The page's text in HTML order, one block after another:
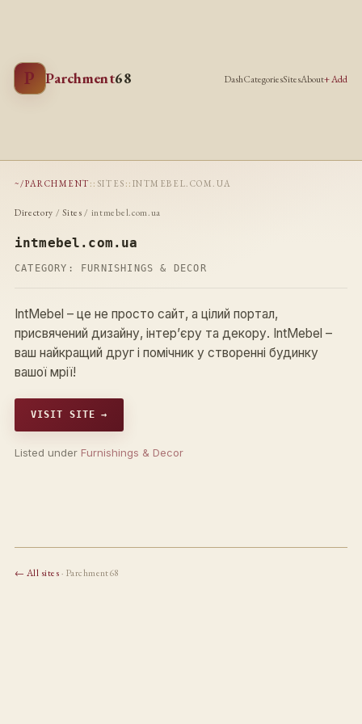
P Parchment68 DashCategoriesSitesAbout+ Add
~/PARCHMENT :: SITES :: INTMEBEL.COM.UA
Directory /Sites / intmebel.com.ua
intmebel.com.ua
CATEGORY: FURNISHINGS & DECOR
IntMebel – це не просто сайт, а цілий портал,
присвячений дизайну, інтер’єру та декору. IntMebel –
ваш найкращий друг і помічник у створенні будинку
вашої мрії!
VISIT SITE →
Listed under Furnishings & Decor
← All sites· Parchment68